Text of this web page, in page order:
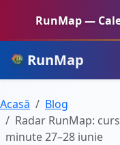
RunMap —
RunMap
Acasă
Blog
Radar RunMap:
minute 27–28 iunie